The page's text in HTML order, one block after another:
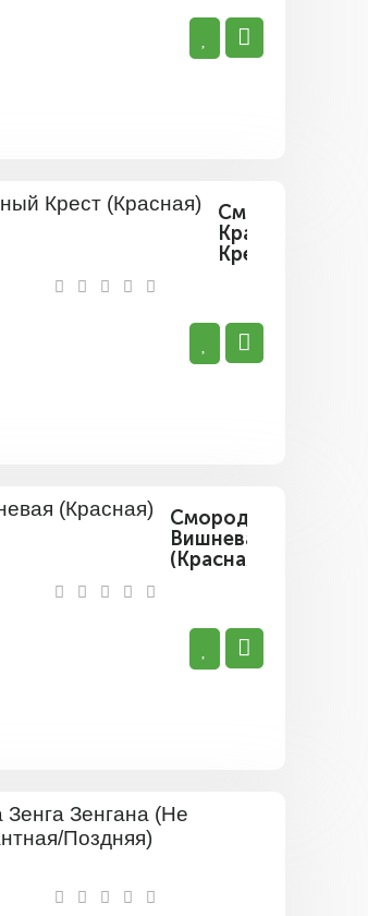
Смородина
Красный
Крест
Смородина
Вишневая
(Красная)